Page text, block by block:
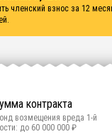
членский взнос за 12
Сертификаты
контракта
возмещения вреда 1 -й
до 60 000 000 ₽